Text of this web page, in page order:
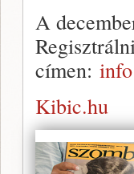
A
címen:
Kibic.hu